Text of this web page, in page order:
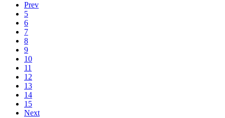
Prev
5
6
7
8
9
10
11
12
13
14
15
Next